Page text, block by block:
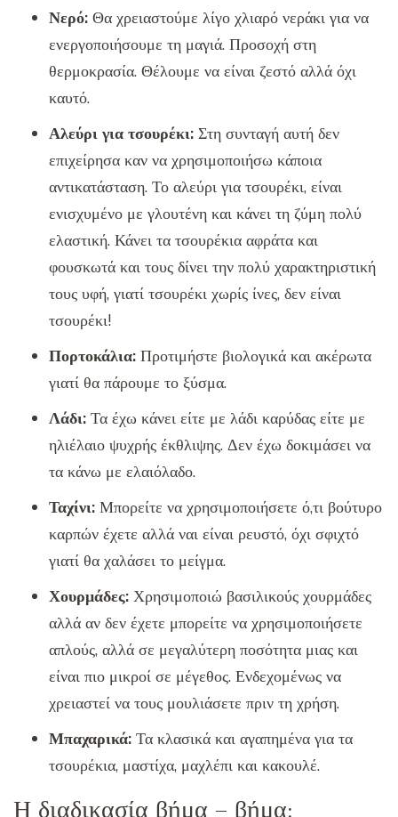
Νερό: Θα χρειαστούμε λίγο χλιαρό νεράκι για να
ενεργοποιήσουμε τη μαγιά. Προσοχή στη
θερμοκρασία. Θέλουμε να είναι ζεστό αλλά όχι
καυτό.
Αλεύρι για τσουρέκι: Στη συνταγή αυτή δεν
επιχείρησα καν να χρησιμοποιήσω κάποια
αντικατάσταση. Το αλεύρι για τσουρέκι, είναι
ενισχυμένο με γλουτένη και κάνει τη ζύμη πολύ
ελαστική. Κάνει τα τσουρέκια αφράτα και
φουσκωτά και τους δίνει την πολύ χαρακτηριστική
τους υφή, γιατί τσουρέκι χωρίς ίνες, δεν είναι
τσουρέκι!
Πορτοκάλια: Προτιμήστε βιολογικά και ακέρωτα
γιατί θα πάρουμε το ξύσμα.
Λάδι: Τα έχω κάνει είτε με λάδι καρύδας είτε με
ηλιέλαιο ψυχρής έκθλιψης. Δεν έχω δοκιμάσει να
τα κάνω με ελαιόλαδο.
Ταχίνι: Μπορείτε να χρησιμοποιήσετε ό,τι βούτυρο
καρπών έχετε αλλά ναι είναι ρευστό, όχι σφιχτό
γιατί θα χαλάσει το μείγμα.
Χουρμάδες: Χρησιμοποιώ βασιλικούς χουρμάδες
αλλά αν δεν έχετε μπορείτε να χρησιμοποιήσετε
απλούς, αλλά σε μεγαλύτερη ποσότητα μιας και
είναι πιο μικροί σε μέγεθος. Ενδεχομένως να
χρειαστεί να τους μουλιάσετε πριν τη χρήση.
Μπαχαρικά: Τα κλασικά και αγαπημένα για τα
τσουρέκια, μαστίχα, μαχλέπι και κακουλέ.
Η διαδικασία βήμα – βήμα: